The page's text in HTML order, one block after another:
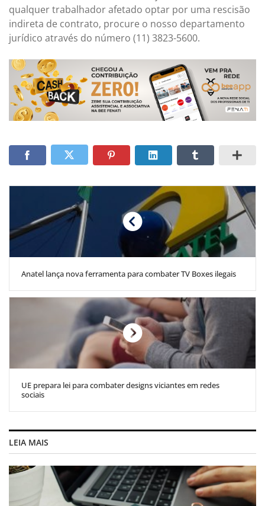
qualquer trabalhador afetado optar por uma rescisão
indireta de contrato, procure o nosso departamento
jurídico através do número (11) 3823-5600.
Anatel lança nova ferramenta para combater TV Boxes ilegais
UE prepara lei para combater designs viciantes em redes
sociais
LEIA MAIS